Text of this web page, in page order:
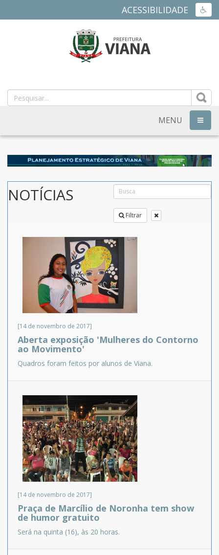
ACESSIBILIDADE
MUNICIPAL
DE
VIANA
ES
MENU
NOTÍCIAS
Filtrar
[14 de novembro de 2017]
Aberta exposição 'Mulheres do Contorno
ao Movimento'
Quadros foram feitos por alunos de Viana.
[14 de novembro de 2017]
Praça de Marcílio de Noronha tem show
de humor gratuito
Será na quinta (16), às 20 horas.